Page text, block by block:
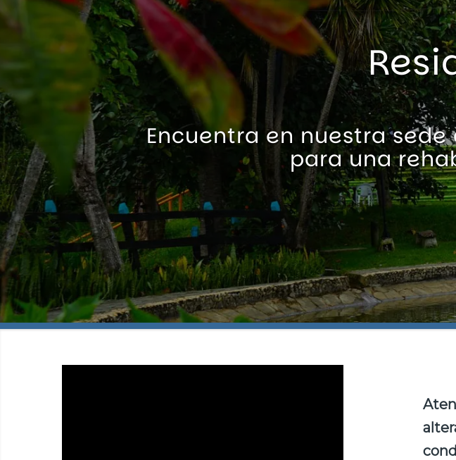
Encuentra en nuestra
para una